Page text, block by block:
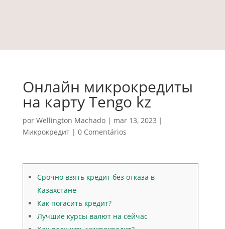
Онлайн микрокредиты
на карту Tengo kz
por Wellington Machado| mar 13, 2023 |
Микрокредит| 0 Comentários
Срочно взять кредит без отказа в
Казахстане
Как погасить кредит?
Лучшие курсы валют на сейчас